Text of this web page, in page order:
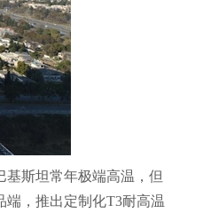
基斯坦常年极端高温，但
端，推出定制化T3耐高温